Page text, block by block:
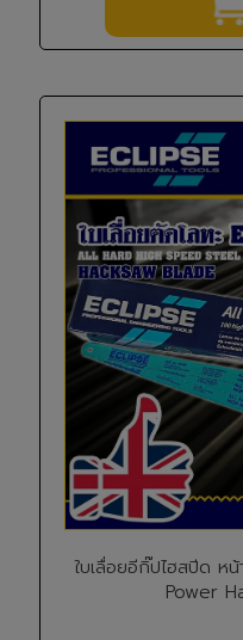
ใบเลื่อยอีกิ๊ปไฮสปีด ห
Power